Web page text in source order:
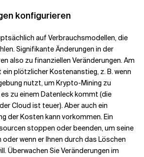
konfigurieren
auf Verbrauchsmodellen, die
Signifikante Änderungen in der
also zu finanziellen Veränderungen. Am
plötzlicher Kostenanstieg, z. B. wenn
nutzt, um Krypto-Mining zu
zu einem Datenleck kommt (die
Cloud ist teuer). Aber auch ein
der Kosten kann vorkommen. Ein
stoppen oder beenden, um seine
wenn er Ihnen durch das Löschen
Überwachen Sie Veränderungen im